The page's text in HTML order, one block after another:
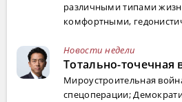
различными типами
комфортными,
Новости недели
Тотально-точечная
Мироустроительная
спецоперации;